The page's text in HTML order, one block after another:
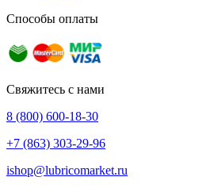
Способы оплаты
Свяжитесь с нами
8 (800) 600-18-30
+7 (863) 303-29-96
ishop@lubricomarket.ru